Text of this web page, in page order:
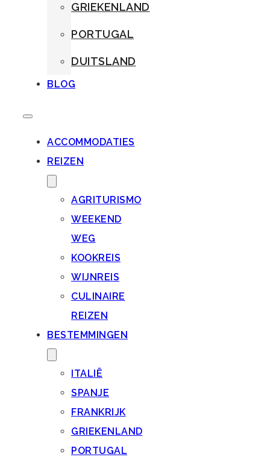
GRIEKENLAND
PORTUGAL
DUITSLAND
BLOG
ACCOMMODATIES
REIZEN
AGRITURISMO
WEEKEND
WEG
KOOKREIS
WIJNREIS
CULINAIRE
REIZEN
BESTEMMINGEN
ITALIË
SPANJE
FRANKRIJK
GRIEKENLAND
PORTUGAL